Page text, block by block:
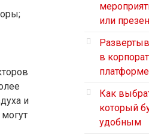
и
или
в
Как
который
удобным